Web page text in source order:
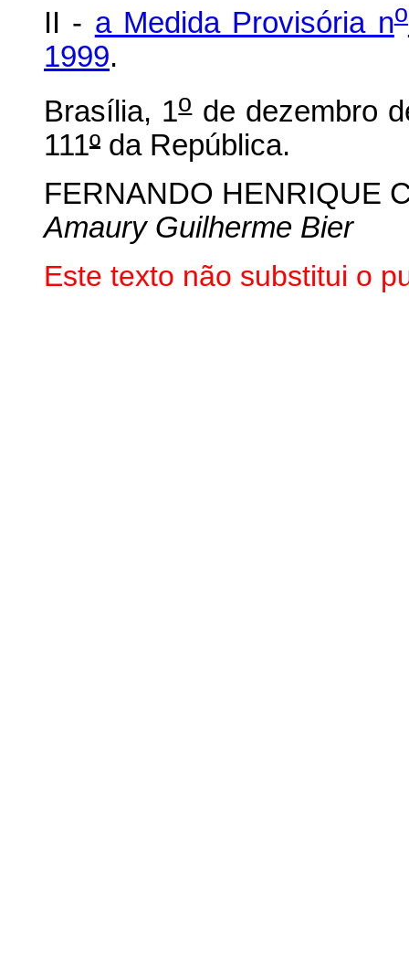
II - a Medida Provisória no
1999.
Brasília, 1ode dezembro
111º da República.
FERNANDO HENRIQUE
Amaury Guilherme Bier
Este texto não substitui o